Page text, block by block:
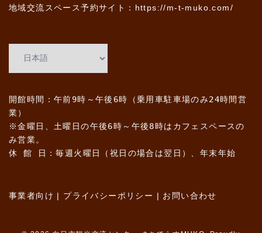
地域交流スペース予約サイト： https://m-t-muko.com/
開館時間：午前9時～午後6時（乗用車駐車場のみ24時間営
業）
※金曜日、土曜日の午後6時～午後8時はカフェスペースの
み営業。
休 館 日：毎週火曜日（祝日の場合は翌日）、年末年始
事業者向け | プライバシーポリシー | お問い合わせ